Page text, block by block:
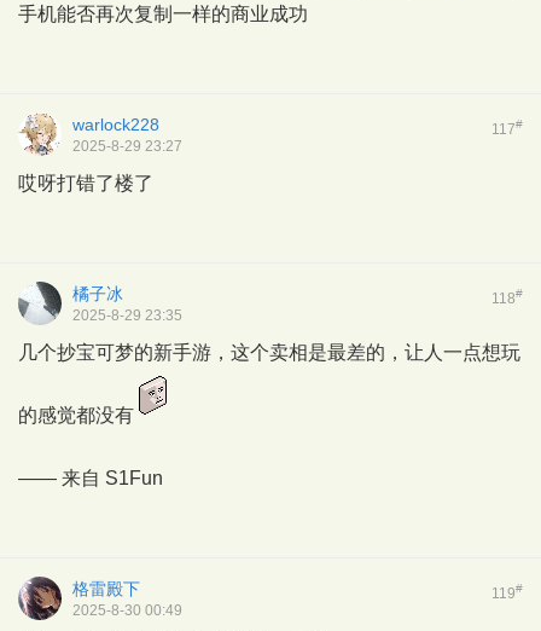
手机能否再次复制一样的商业成功
117#
warlock228
2025-8-29 23:27
哎呀打错了楼了
118#
橘子冰
2025-8-29 23:35
几个抄宝可梦的新手游，这个卖相是最差的，让人一点想玩
的感觉都没有
—— 来自 S1Fun
119#
格雷殿下
2025-8-30 00:49